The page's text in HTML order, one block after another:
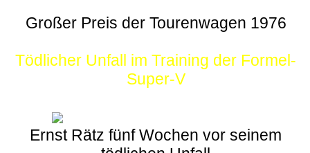
Großer Preis der Tourenwagen 1976
Tödlicher Unfall im Training der Formel-
Super-V
Ernst Rätz fünf Wochen vor seinem